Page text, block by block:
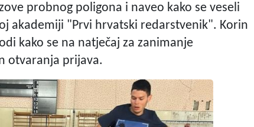
probnog poligona i naveo kako se veseli
akademiji "Prvi hrvatski redarstvenik". Korin
kako se na natječaj za zanimanje
otvaranja prijava.